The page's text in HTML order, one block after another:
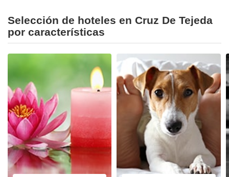
Selección de hoteles en Cruz De Tejeda
por características